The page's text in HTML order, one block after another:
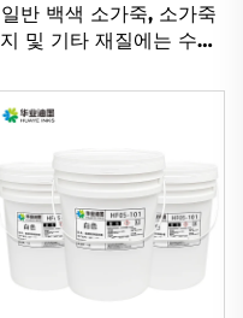
일반 백색 소가죽, 소가죽
지 및 기타 재질에는 수성
에 매우 적합합니다.